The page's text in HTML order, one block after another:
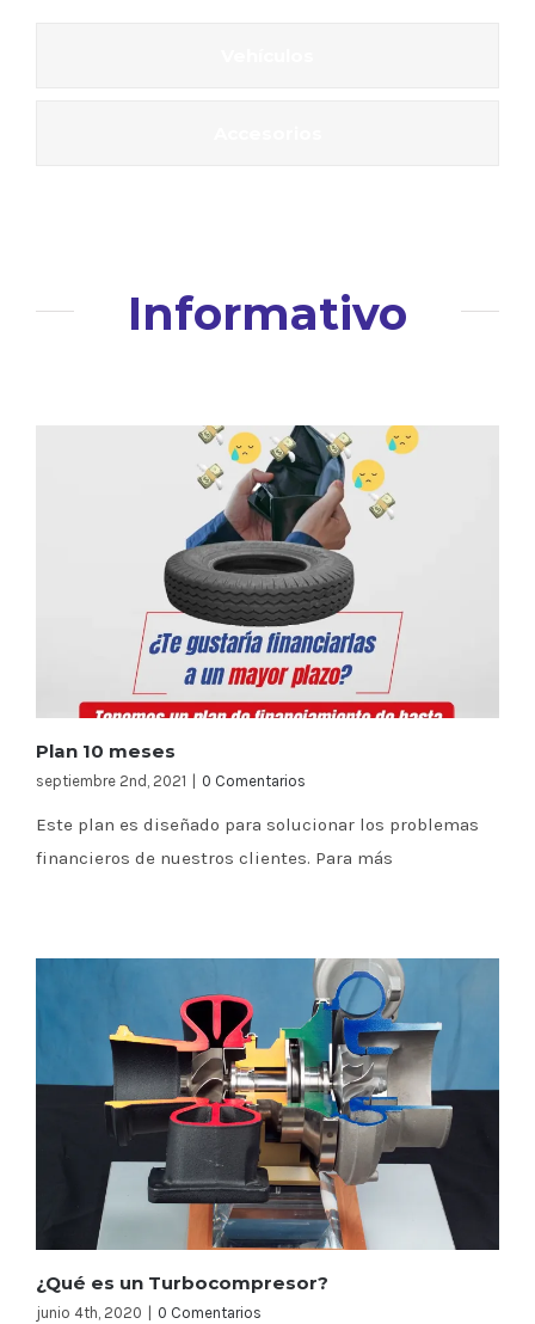
Informativo
Plan 10 meses
septiembre 2nd, 2021 0 Comentarios
Este plan es diseñado para solucionar los problemas
financieros de nuestros clientes. Para más
¿Qué es un Turbocompresor?
junio 4th, 2020 0 Comentarios